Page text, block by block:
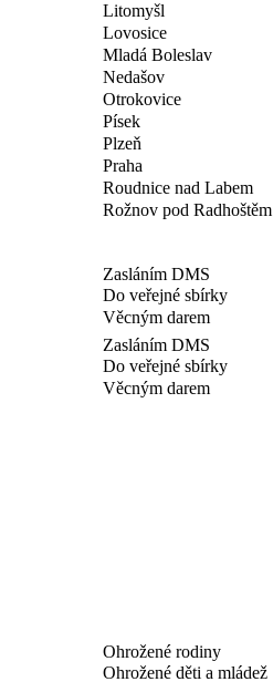
Litomyšl
Lovosice
Mladá Boleslav
Nedašov
Otrokovice
Písek
Plzeň
Praha
Roudnice nad Labem
Rožnov pod Radhoštěm
Zasláním DMS
Do veřejné sbírky
Věcným darem
Zasláním DMS
Do veřejné sbírky
Věcným darem
Ohrožené rodiny
Ohrožené děti a mládež